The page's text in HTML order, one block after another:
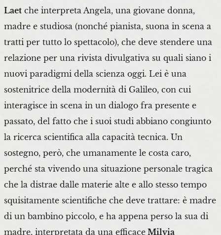
Laet che interpreta Angela, una giovane donna,
madre e studiosa (nonché pianista, suona in scena a
tratti per tutto lo spettacolo), che deve stendere una
relazione per una rivista divulgativa su quali siano i
nuovi paradigmi della scienza oggi. Lei è una
sostenitrice della modernità di Galileo, con cui
interagisce in scena in un dialogo fra presente e
passato, del fatto che i suoi studi abbiano congiunto
la ricerca scientifica alla capacità tecnica. Un
sostegno, però, che umanamente le costa caro,
perché sta vivendo una situazione personale tragica
che la distrae dalle materie alte e allo stesso tempo
squisitamente scientifiche che deve trattare: è madre
di un bambino piccolo, e ha appena perso la sua di
madre, interpretata da una efficace Milvia